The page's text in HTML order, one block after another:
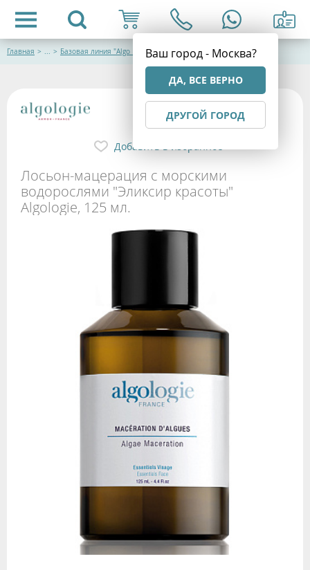
Ваш город - Москва?
ДА, ВСЕ ВЕРНО
ДРУГОЙ ГОРОД
Главная > ... > Базовая линия "Algo Essentials" Algologie
Лосьон-мацерация с морскими
водорослями "Эликсир красоты"
Algologie, 125 мл.
Добавить в избранное